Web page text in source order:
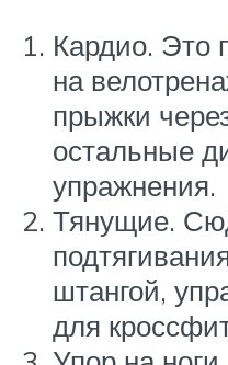
Кардио. Это
на
прыжки
остальные
упражнения.
Тянущие.
штангой,
для